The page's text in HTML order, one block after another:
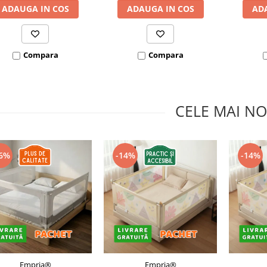
ADAUGA IN COS
Compara
ADAUGA IN COS
Compara
CELE MAI
Empria®
-14%
Empria®
-14%